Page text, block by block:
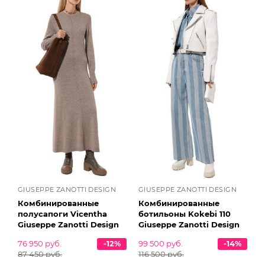
GIUSEPPE ZANOTTI DESIGN
Комбинированные
полусапоги Vicentha
Giuseppe Zanotti Design
76 950 руб.
87 450 руб.
-12%
GIUSEPPE ZANOTTI DESIGN
Комбинированные
ботильоны Kokebi 110
Giuseppe Zanotti Design
99 500 руб.
116 500 руб.
-14%